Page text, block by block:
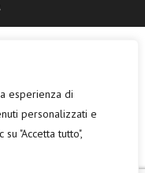
esperienza di
personalizzati e
"Accetta tutto",